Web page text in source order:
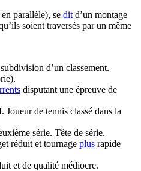
parallèle), se dit d’un montage
soient traversés par un même
d’un classement.
disputant une épreuve de
Joueur de tennis classé dans la
série. Tête de série.
réduit et tournage plus rapide
et de qualité médiocre.